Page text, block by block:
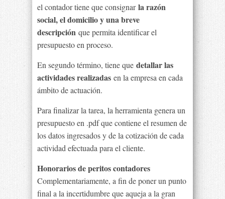
el contador tiene que consignarla razón
social, el domicilio y una breve
descripción que permita identificar el
presupuesto en proceso.
En segundo término, tiene que detallar las
actividades realizadas en la empresa en cada
ámbito de actuación.
Para finalizar la tarea, la herramienta genera un
presupuesto en .pdf que contiene el resumen de
los datos ingresados y de la cotización de cada
actividad efectuada para el cliente.
Honorarios de peritos contadores
Complementariamente, a fin de poner un punto
final a la incertidumbre que aqueja a la gran